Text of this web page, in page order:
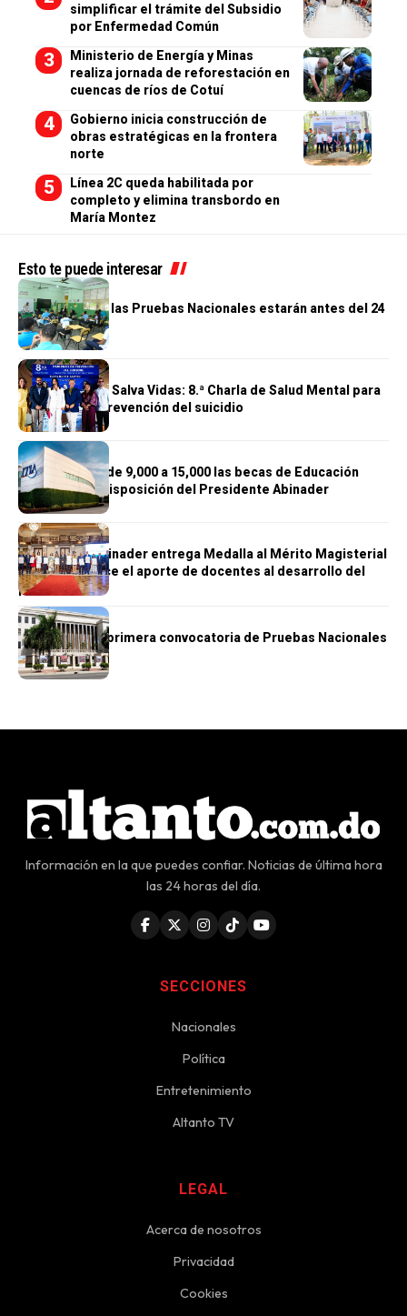
simplificar el trámite del Subsidio
por Enfermedad Común
Ministerio de Energía y Minas
realiza jornada de reforestación en
cuencas de ríos de Cotuí
Gobierno inicia construcción de
obras estratégicas en la frontera
norte
Línea 2C queda habilitada por
completo y elimina transbordo en
María Montez
Esto te puede interesar
EDUCACIÓN
Resultados de las Pruebas Nacionales estarán antes del 24
de julio
EDUCACIÓN
Cuando Hablar Salva Vidas: 8.ª Charla de Salud Mental para
fortalecer la prevención del suicidio
EDUCACIÓN
ITLA aumenta de 9,000 a 15,000 las becas de Educación
Continua por disposición del Presidente Abinader
EDUCACIÓN
Presidente Abinader entrega Medalla al Mérito Magisterial
2026 y reconoce el aporte de docentes al desarrollo del
país
EDUCACIÓN
MINERD inicia primera convocatoria de Pruebas Nacionales
2026
Información en la que puedes confiar. Noticias de última hora
las 24 horas del día.
SECCIONES
Nacionales
Política
Entretenimiento
Altanto TV
LEGAL
Acerca de nosotros
Privacidad
Cookies